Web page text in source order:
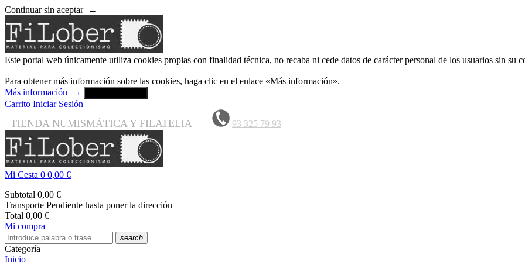
Continuar sin aceptar →
Este portal web únicamente utiliza cookies propias con finalidad técnica, no recaba ni cede datos de carácter personal de los usuarios sin su
Para obtener más información sobre las cookies, haga clic en el enlace «Más información».
Más información
→
Carrito Iniciar Sesión
TIENDA NUMISMÁTICA Y FILATELIA 93 325 79 93
Mi Cesta 0 0,00 €
Subtotal 0,00 €
Transporte Pendiente hasta poner la dirección
Total 0,00 €
Mi compra
search
Categoría
Inicio